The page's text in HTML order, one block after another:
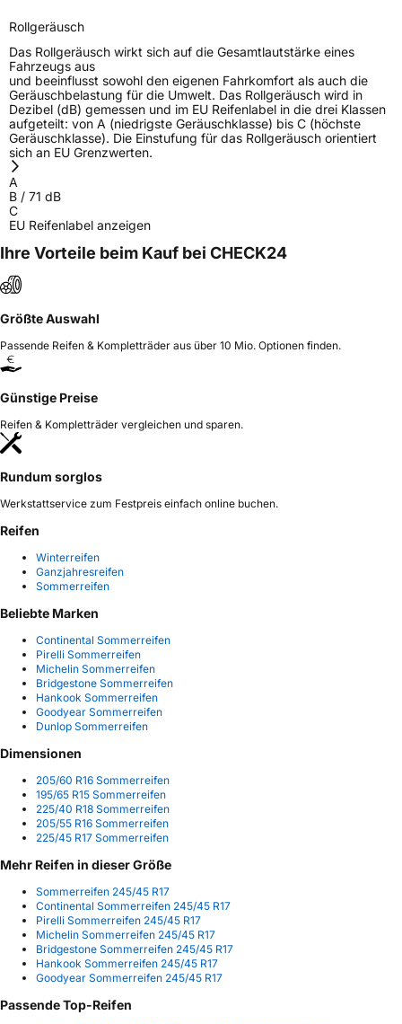
Rollgeräusch
Das Rollgeräusch wirkt sich auf die Gesamtlautstärke eines
Fahrzeugs aus
und beeinflusst sowohl den eigenen Fahrkomfort als auch die
Geräuschbelastung für die Umwelt. Das Rollgeräusch wird in
Dezibel (dB) gemessen und im EU Reifenlabel in die drei Klassen
aufgeteilt: von A (niedrigste Geräuschklasse) bis C (höchste
Geräuschklasse). Die Einstufung für das Rollgeräusch orientiert
sich an EU Grenzwerten.
A
B / 71 dB
C
EU Reifenlabel anzeigen
Ihre Vorteile beim Kauf bei CHECK24
Größte Auswahl
Passende Reifen & Kompletträder aus über 10 Mio. Optionen finden.
Günstige Preise
Reifen & Kompletträder vergleichen und sparen.
Rundum sorglos
Werkstattservice zum Festpreis einfach online buchen.
Reifen
Winterreifen
Ganzjahresreifen
Sommerreifen
Beliebte Marken
Continental Sommerreifen
Pirelli Sommerreifen
Michelin Sommerreifen
Bridgestone Sommerreifen
Hankook Sommerreifen
Goodyear Sommerreifen
Dunlop Sommerreifen
Dimensionen
205/60 R16 Sommerreifen
195/65 R15 Sommerreifen
225/40 R18 Sommerreifen
205/55 R16 Sommerreifen
225/45 R17 Sommerreifen
Mehr Reifen in dieser Größe
Sommerreifen 245/45 R17
Continental Sommerreifen 245/45 R17
Pirelli Sommerreifen 245/45 R17
Michelin Sommerreifen 245/45 R17
Bridgestone Sommerreifen 245/45 R17
Hankook Sommerreifen 245/45 R17
Goodyear Sommerreifen 245/45 R17
Passende Top-Reifen